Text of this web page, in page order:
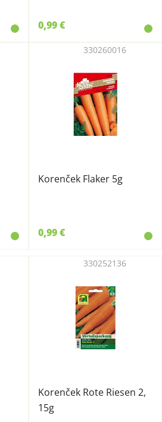
0,99 €
Korenček Flaker 5g
330260016
0,99 €
Korenček Rote Riesen 2,
15g
330252136